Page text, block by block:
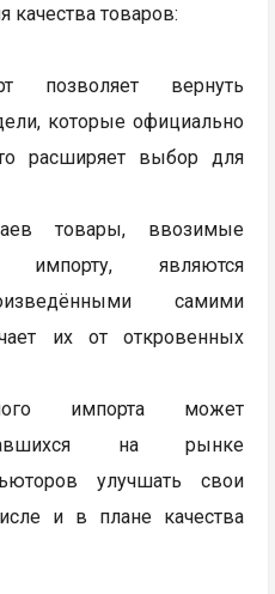
качества товаров:
позволяет вернуть
которые официально
расширяет выбор для
товары, ввозимые
импорту, являются
самими
их от откровенных
импорта может
на рынке
улучшать свои
и в плане качества